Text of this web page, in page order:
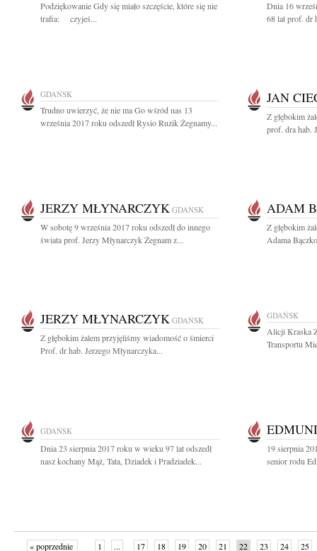
Podziękowanie Gdy się miało szczęście, które się nie
trafia: czyjeś...
Dnia 16
68 lat prof. dr
GDAŃSK
Trudno uwierzyć, że nie ma Go wśród nas 13
września 2017 roku odszedł Rysio Ruzik Żegnamy...
JAN
Z głębokim
prof. dra hab.
JERZY MŁYNARCZYK GDAŃSK
W sobotę 9 września 2017 roku odszedł do innego
świata prof. Jerzy Młynarczyk Żegnam z...
ADAM
Z głębokim
Adama
JERZY MŁYNARCZYK GDAŃSK
Z głębokim żalem przyjęliśmy wiadomość o śmierci
Prof. dr hab. Jerzego Młynarczyka...
GDAŃSK
Alicji Kraska
Transportu
GDAŃSK
Dnia 23 sierpnia 2017 roku w wieku 97 lat odszedł
nasz kochany Mąż, Tata, Dziadek i Pradziadek...
19 sierpnia
senior rodu
« poprzednie 1 ... 17 18 19 20 21 22 23 24 25